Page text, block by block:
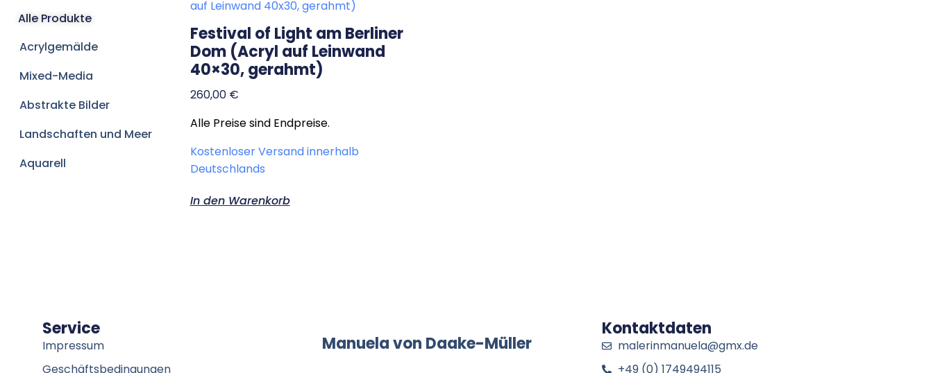
Festival of Light am Berliner
Dom (Acryl auf Leinwand
40×30, gerahmt)
260,00 €
Alle Preise sind Endpreise.
Kostenloser Versand innerhalb
Deutschlands
In den Warenkorb
Alle Produkte
Acrylgemälde
Mixed-Media
Abstrakte Bilder
Landschaften und Meer
Aquarell
Service
Impressum
Geschäftsbedingungen
Manuela von Daake-Müller
Kontaktdaten
malerinmanuela@gmx.de
+49 (0) 1749494115